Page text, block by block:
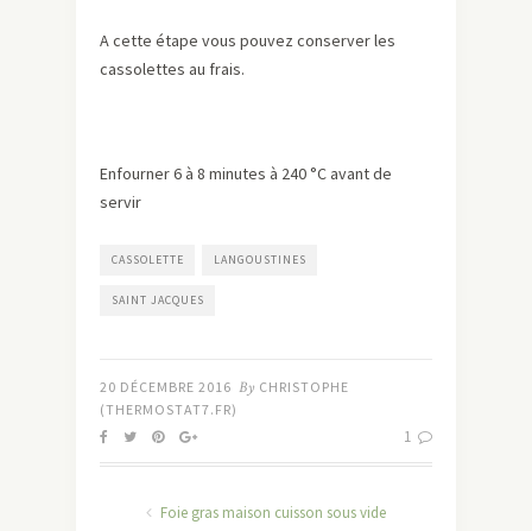
A cette étape vous pouvez conserver les
cassolettes au frais.
Enfourner 6 à 8 minutes à 240 °C avant de
servir
CASSOLETTE LANGOUSTINES
SAINT JACQUES
20 DÉCEMBRE 2016 By CHRISTOPHE
(THERMOSTAT7.FR)
1
Foie gras maison cuisson sous vide